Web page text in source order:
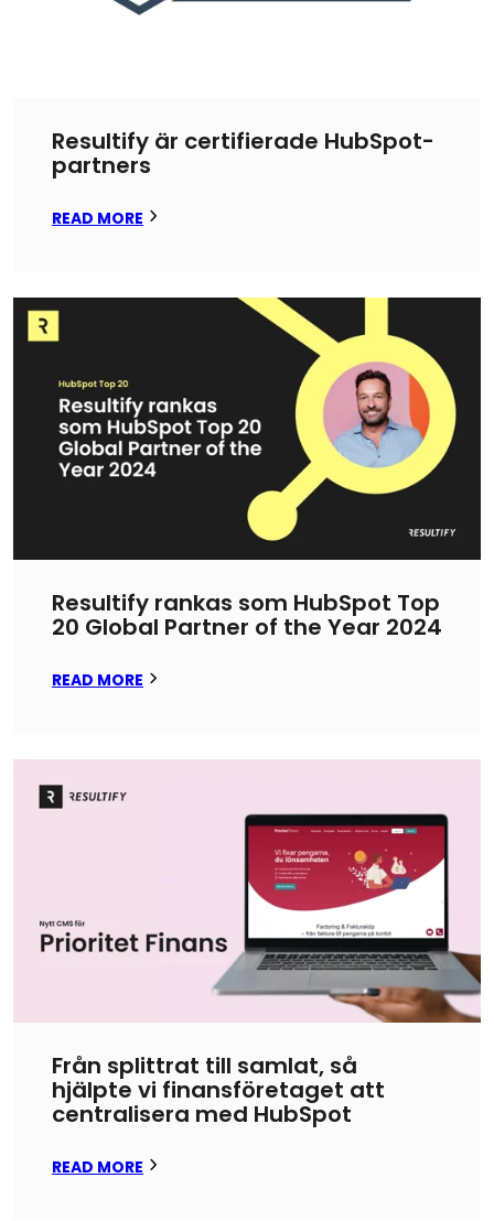
Resultify är certifierade HubSpot-
partners
READ MORE
Resultify rankas som HubSpot Top
20 Global Partner of the Year 2024
READ MORE
Från splittrat till samlat, så
hjälpte vi finansföretaget att
centralisera med HubSpot
READ MORE